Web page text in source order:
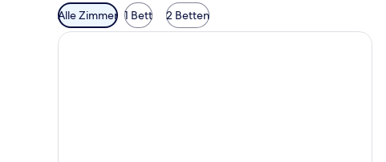
Verfügbare
Filter
für
Alle Zimmer 1 Bett 2 Betten